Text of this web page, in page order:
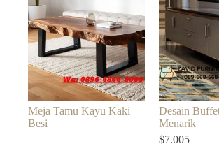
Meja Tamu Kayu Kaki
Besi
Desain
Menarik
$7.005